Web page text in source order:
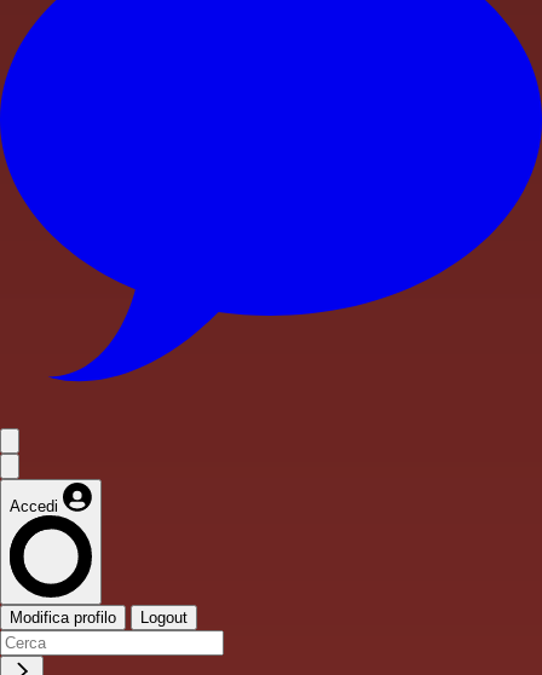
Accedi
Modifica profilo Logout